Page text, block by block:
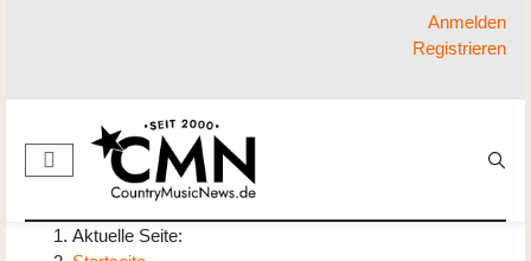
Anmelden
Registrieren
Aktuelle Seite: